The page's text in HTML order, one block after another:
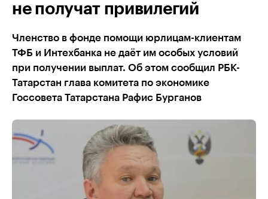
не получат привилегий
Членство в фонде помощи юрлицам-клиентам
ТФБ и Интехбанка не даёт им особых условий
при получении выплат. Об этом сообщил РБК-
Татарстан глава комитета по экономике
Госсовета Татарстана Рафис Бурганов